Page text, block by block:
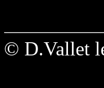
© D.Vallet